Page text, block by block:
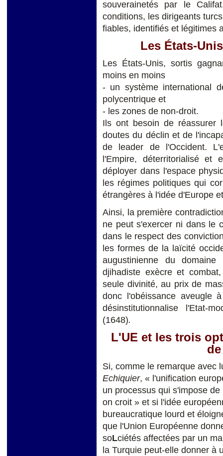
souverainetés par le
conditions, les dirigeants
fiables, identifiés et légitimes
Les États-
Les États-Unis, sortis
moins en moins
- un système international
polycentrique et
- les zones de non-droit.
Ils ont besoin de réassurer
doutes du déclin et de
de leader de l'Occident.
l'Empire, déterritorialisé
déployer dans l'espace
les régimes politiques qui
étrangères à l'idée d'Europe
Ainsi, la première
ne peut s'exercer ni dans le
dans le respect des
les formes de la laïcité
augustinienne du
djihadiste exècre et
seule divinité, au prix de
donc l'obéissance aveugle
désinstitutionnalise l'Etat-
(1648).
L'UE et les trois
Si, comme le remarque avec
Echiquier, « l'unification
un processus qui s'impose
on croit » et si l'idée
bureaucratique lourd et
que l'Union Européenne
soLciétés affectées par un
la Turquie peut-elle donner à